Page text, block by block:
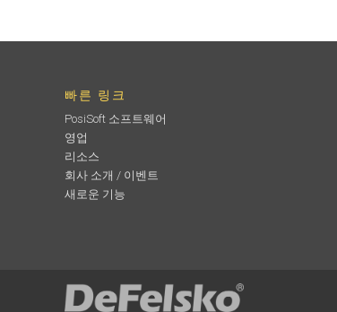
빠른 링크
PosiSoft 소프트웨어
영업
리소스
회사 소개 / 이벤트
새로운 기능